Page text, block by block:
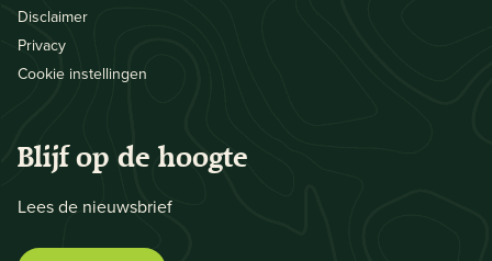
Disclaimer
Privacy
Cookie instellingen
Blijf op de hoogte
Lees de nieuwsbrief